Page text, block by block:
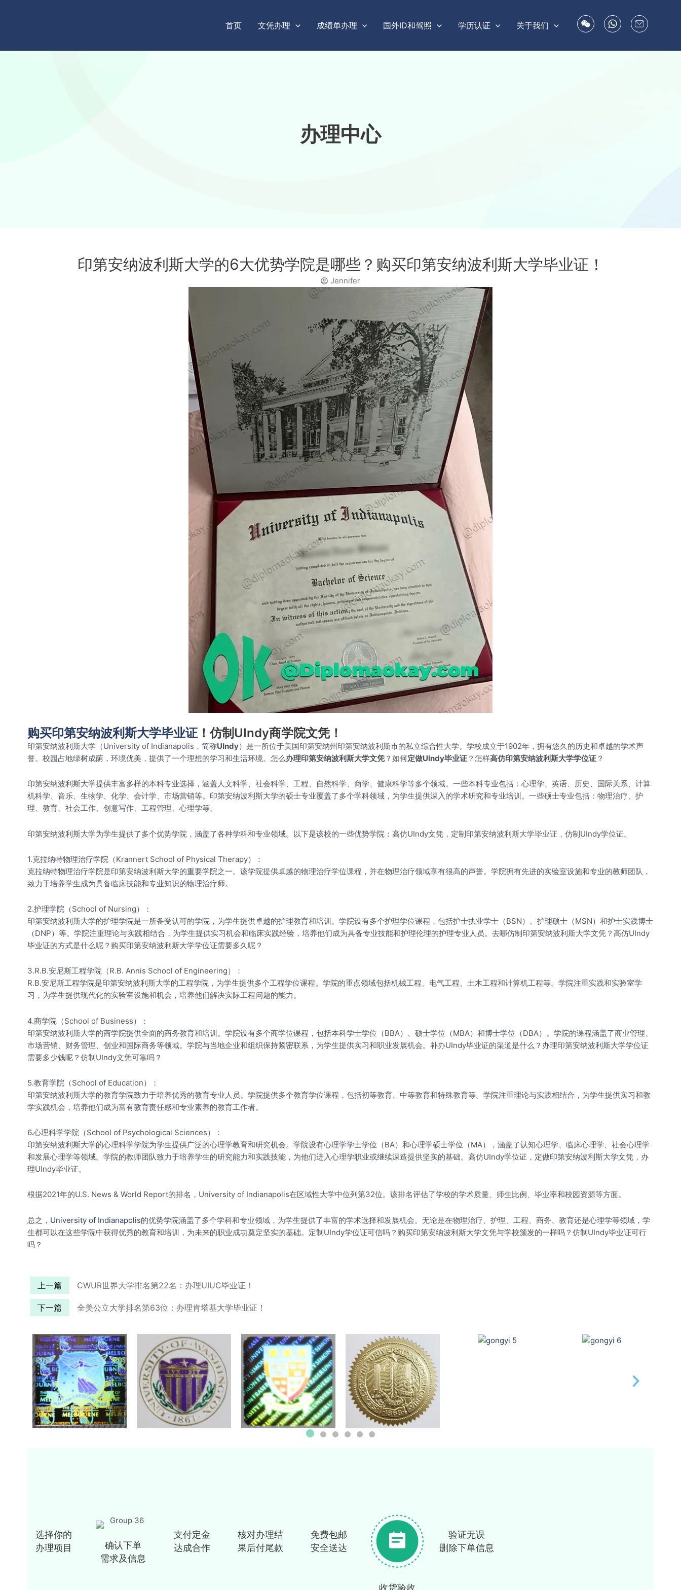
首页 文凭办理 成绩单办理 国外ID和驾照 学历认证 关于我们
办理中心
印第安纳波利斯大学的6大优势学院是哪些？购买印第安纳波利斯大学毕业证！
Jennifer
购买印第安纳波利斯大学毕业证！仿制UIndy商学院文凭！
印第安纳波利斯大学（University of Indianapolis，简称UIndy）是一所位于美国印第安纳州印第安纳波利斯市的私立综合性大学。学校成立于1902年，拥有悠久的历史和卓越的学术声
誉。校园占地绿树成荫，环境优美，提供了一个理想的学习和生活环境。怎么办理印第安纳波利斯大学文凭 ？如何定做UIndy毕业证 ？怎样高仿印第安纳波利斯大学学位证 ？
印第安纳波利斯大学提供丰富多样的本科专业选择，涵盖人文科学、社会科学、工程、自然科学、商学、健康科学等多个领域。一些本科专业包括：心理学、英语、历史、国际关系、计算
机科学、音乐、生物学、化学、会计学、市场营销等。印第安纳波利斯大学的硕士专业覆盖了多个学科领域，为学生提供深入的学术研究和专业培训。一些硕士专业包括：物理治疗、护
理、教育、社会工作、创意写作、工程管理、心理学等。
印第安纳波利斯大学为学生提供了多个优势学院，涵盖了各种学科和专业领域。以下是该校的一些优势学院：高仿UIndy文凭，定制印第安纳波利斯大学毕业证，仿制UIndy学位证。
1.克拉纳特物理治疗学院（Krannert School of Physical Therapy）：
克拉纳特物理治疗学院是印第安纳波利斯大学的重要学院之一。该学院提供卓越的物理治疗学位课程，并在物理治疗领域享有很高的声誉。学院拥有先进的实验室设施和专业的教师团队，
致力于培养学生成为具备临床技能和专业知识的物理治疗师。
2.护理学院（School of Nursing）：
印第安纳波利斯大学的护理学院是一所备受认可的学院，为学生提供卓越的护理教育和培训。学院设有多个护理学位课程，包括护士执业学士（BSN）、护理硕士（MSN）和护士实践博士
（DNP）等。学院注重理论与实践相结合，为学生提供实习机会和临床实践经验，培养他们成为具备专业技能和护理伦理的护理专业人员。去哪仿制印第安纳波利斯大学文凭？高仿UIndy
毕业证的方式是什么呢？购买印第安纳波利斯大学学位证需要多久呢？
3.R.B.安尼斯工程学院（R.B. Annis School of Engineering）：
R.B.安尼斯工程学院是印第安纳波利斯大学的工程学院，为学生提供多个工程学位课程。学院的重点领域包括机械工程、电气工程、土木工程和计算机工程等。学院注重实践和实验室学
习，为学生提供现代化的实验室设施和机会，培养他们解决实际工程问题的能力。
4.商学院（School of Business）：
印第安纳波利斯大学的商学院提供全面的商务教育和培训。学院设有多个商学位课程，包括本科学士学位（BBA）、硕士学位（MBA）和博士学位（DBA）。学院的课程涵盖了商业管理、
市场营销、财务管理、创业和国际商务等领域。学院与当地企业和组织保持紧密联系，为学生提供实习和职业发展机会。补办UIndy毕业证的渠道是什么？办理印第安纳波利斯大学学位证
需要多少钱呢？仿制UIndy文凭可靠吗？
5.教育学院（School of Education）：
印第安纳波利斯大学的教育学院致力于培养优秀的教育专业人员。学院提供多个教育学位课程，包括初等教育、中等教育和特殊教育等。学院注重理论与实践相结合，为学生提供实习和教
学实践机会，培养他们成为富有教育责任感和专业素养的教育工作者。
6.心理科学学院（School of Psychological Sciences）：
印第安纳波利斯大学的心理科学学院为学生提供广泛的心理学教育和研究机会。学院设有心理学学士学位（BA）和心理学硕士学位（MA），涵盖了认知心理学、临床心理学、社会心理学
和发展心理学等领域。学院的教师团队致力于培养学生的研究能力和实践技能，为他们进入心理学职业或继续深造提供坚实的基础。高仿UIndy学位证，定做印第安纳波利斯大学文凭，办
理UIndy毕业证。
根据2021年的U.S. News & World Report的排名，University of Indianapolis在区域性大学中位列第32位。该排名评估了学校的学术质量、师生比例、毕业率和校园资源等方面。
总之， University of Indianapolis的优势学院涵盖了多个学科和专业领域，为学生提供了丰富的学术选择和发展机会。无论是在物理治疗、护理、工程、商务、教育还是心理学等领域，学
生都可以在这些学院中获得优秀的教育和培训，为未来的职业成功奠定坚实的基础。定制UIndy学位证可信吗？购买印第安纳波利斯大学文凭与学校颁发的一样吗？仿制UIndy毕业证可行
吗？
上一篇 CWUR世界大学排名第22名：办理UIUC毕业证！
下一篇 全美公立大学排名第63位：办理肯塔基大学毕业证！
选择你的
办理项目
确认下单
需求及信息
支付定金
达成合作
核对办理结
果后付尾款
免费包邮
安全送达
收货验收
验证无误
删除下单信息